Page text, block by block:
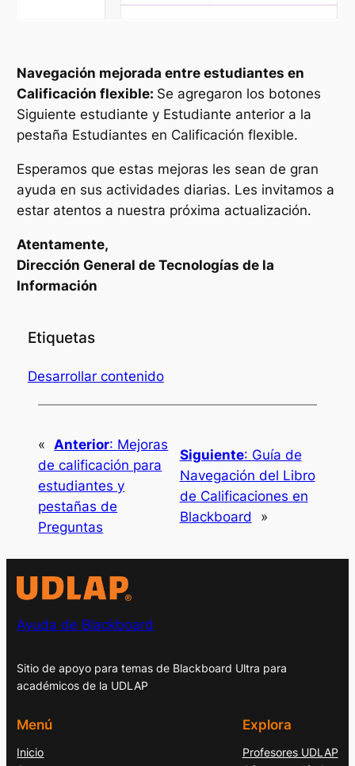
Navegación mejorada entre estudiantes en
Calificación flexible: Se agregaron los botones
Siguiente estudiante y Estudiante anterior a la
pestaña Estudiantes en Calificación flexible.
Esperamos que estas mejoras les sean de gran
ayuda en sus actividades diarias. Les invitamos a
estar atentos a nuestra próxima actualización.
Atentamente,
Dirección General de Tecnologías de la
Información
Etiquetas
Desarrollar contenido
« Anterior: Mejoras
de calificación para
estudiantes y
pestañas de
Preguntas
Siguiente: Guía de
Navegación del Libro
de Calificaciones en
Blackboard
»
Ayuda de Blackboard
Sitio de apoyo para temas de Blackboard Ultra para
académicos de la UDLAP
Menú
Inicio
Explora
Profesores UDLAP